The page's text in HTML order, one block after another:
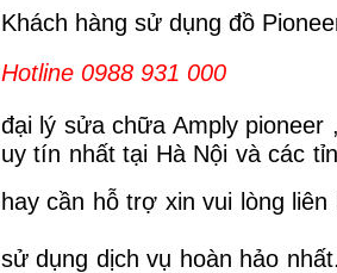
Khách hàng sử dụng đồ
Hotline 0988 931 000
đại lý sửa chữa Amply pioneer
uy tín nhất tại Hà Nội và các
hay cần hỗ trợ xin vui lòng
sử dụng dịch vụ hoàn hảo